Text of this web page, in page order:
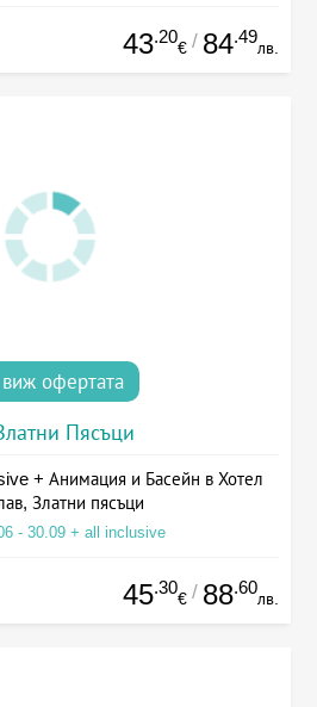
43.20
€ / 84.49
лв.
виж офертата
Пясъци
+ Анимация и Басейн в Хотел
Златни пясъци
- 30.09 + all inclusive
45.30
€ / 88.60
лв.